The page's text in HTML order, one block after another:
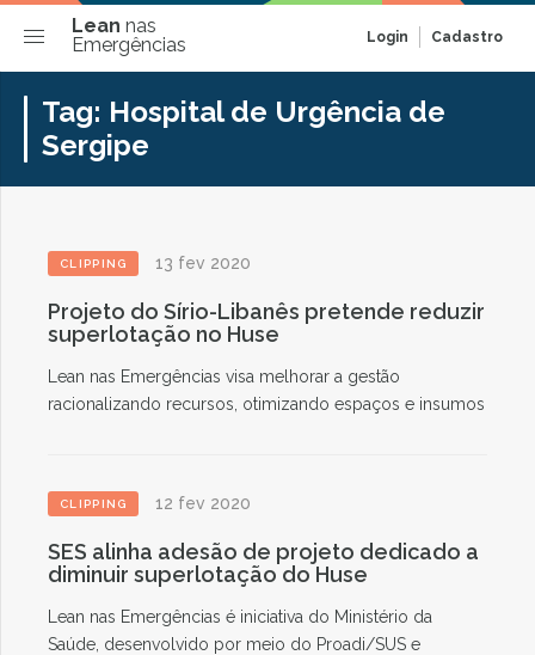
Lean nas
Emergências
Login Cadastro
Tag: Hospital de Urgência de
Sergipe
CLIPPING 13 fev 2020
Projeto do Sírio-Libanês pretende reduzir
superlotação no Huse
Lean nas Emergências visa melhorar a gestão
racionalizando recursos, otimizando espaços e insumos
CLIPPING 12 fev 2020
SES alinha adesão de projeto dedicado a
diminuir superlotação do Huse
Lean nas Emergências é iniciativa do Ministério da
Saúde, desenvolvido por meio do Proadi/SUS e